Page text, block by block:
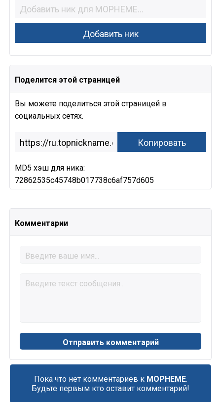
Поделится этой страницей
Вы можете поделиться этой страницей в
социальных сетях.
MD5 хэш для ника:
72862535c45748b017738c6af757d605
Комментарии
Пока что нет комментариев к MOPHEME.
Будьте первым кто оставит комментарий!